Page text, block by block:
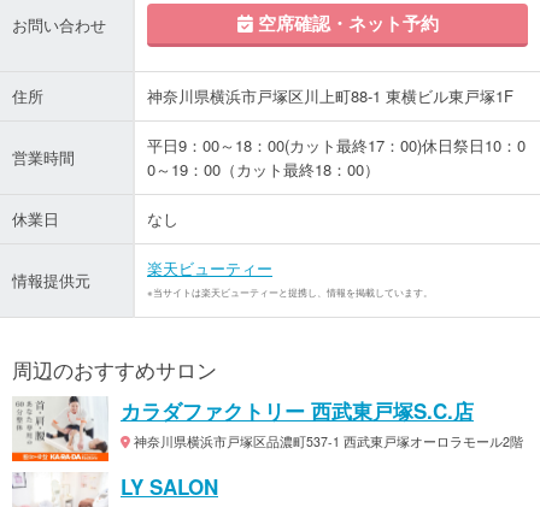
お問い合わせ 空席確認・ネット予約
住所 神奈川県横浜市戸塚区川上町88-1 東横ビル東戸塚1F
営業時間
平日9：00～18：00(カット最終17：00)休日祭日10：0
0～19：00（カット最終18：00）
休業日 なし
情報提供元
楽天ビューティー
※当サイトは楽天ビューティーと提携し、情報を掲載しています。
周辺のおすすめサロン
カラダファクトリー 西武東戸塚S.C.店
神奈川県横浜市戸塚区品濃町537-1 西武東戸塚オーロラモール2階
LY SALON